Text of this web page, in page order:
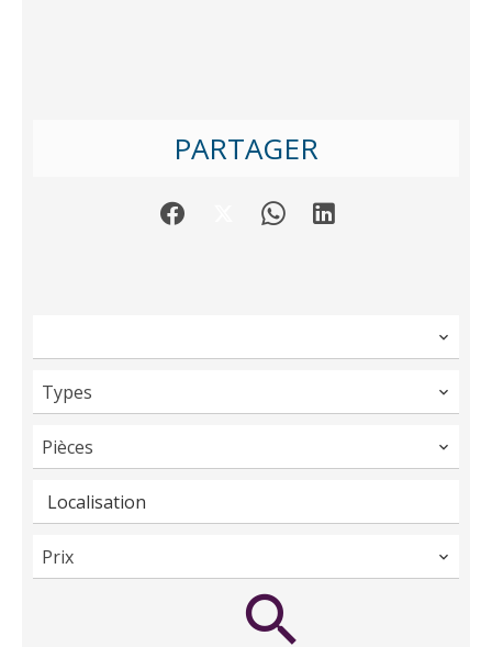
PARTAGER
Types
Pièces
Localisation
Prix